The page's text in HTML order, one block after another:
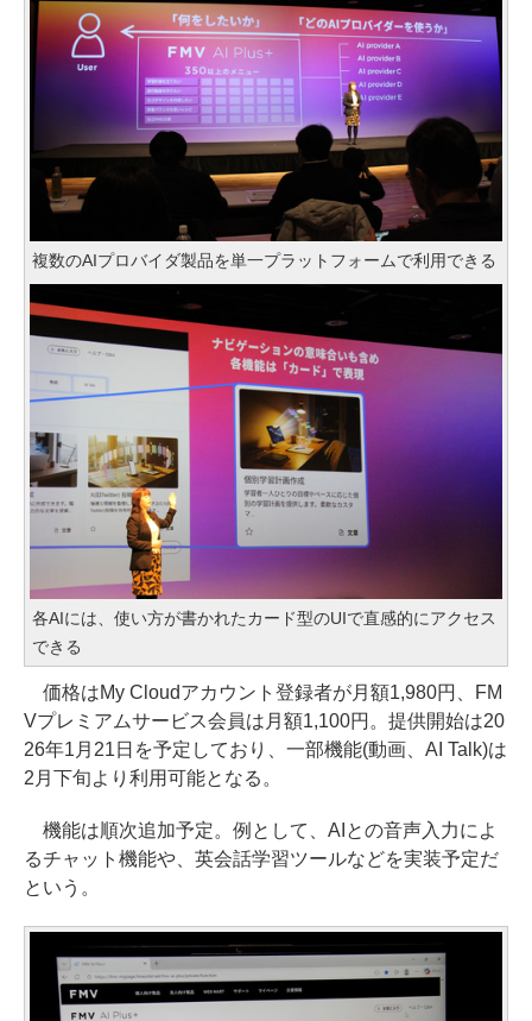
複数のAIプロバイダ製品を単一プラットフォームで利用できる
各AIには、使い方が書かれたカード型のUIで直感的にアクセス
できる
価格はMy Cloudアカウント登録者が月額1,980円、FM
Vプレミアムサービス会員は月額1,100円。提供開始は20
26年1月21日を予定しており、一部機能(動画、AI Talk)は
2月下旬より利用可能となる。
機能は順次追加予定。例として、AIとの音声入力によ
るチャット機能や、英会話学習ツールなどを実装予定だ
という。